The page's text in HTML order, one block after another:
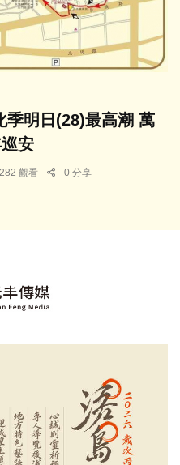
季明日(28)最高潮 萬
安
觀看 0 分享